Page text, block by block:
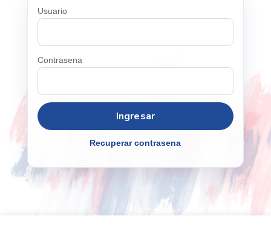
Usuario
Contrasena
Recuperar contrasena